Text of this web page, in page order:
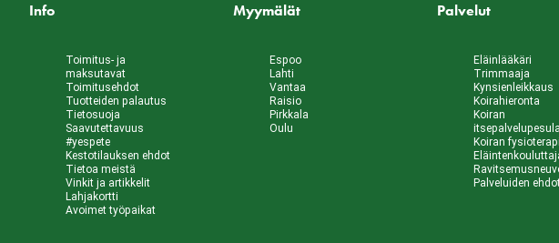
Info
Toimitus- ja
maksutavat
Toimitusehdot
Tuotteiden palautus
Tietosuoja
Saavutettavuus
#yespete
Kestotilauksen ehdot
Tietoa meistä
Vinkit ja artikkelit
Lahjakortti
Avoimet työpaikat
Myymälät
Espoo
Lahti
Vantaa
Raisio
Pirkkala
Oulu
Palvelut
Eläinlääkäri
Trimmaaja
Kynsienleikkaus
Koirahieronta
Koiran
itsepalvelupesula
Koiran
Palveluiden